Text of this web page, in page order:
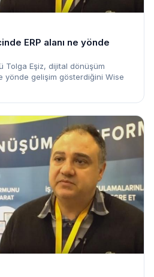
ERP alanı ne yönde
Tolga Eşiz, dijital dönüşüm
yönde gelişim gösterdiğini Wise